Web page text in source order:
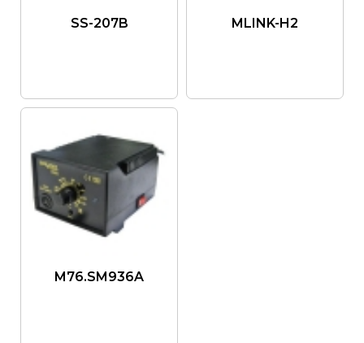
SS-207B MLINK-H2
M76.SM936A